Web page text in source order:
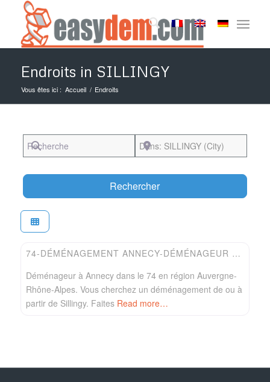
Endroits in SILLINGY
Vous êtes ici : Accueil / Endroits
Recherche Près de
RechercherSearch
Easydem
74-DÉMÉNAGEMENT ANNECY-DÉMÉNAGEUR GANDOSSI
Déménageur à Annecy dans le 74 en région Auvergne-
Rhône-Alpes. Vous cherchez un déménagement de ou à
partir de Sillingy. Faites Read more…